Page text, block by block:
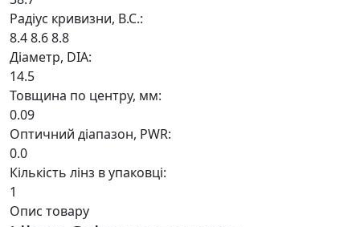
Радіус кривизни, B.C.:
8.48.68.8
Дiаметр, DIA:
14.5
Товщина по центру, мм:
0.09
Оптичний діапазон, PWR:
0.0
Кiлькiсть лiнз в упаковцi:
1
Опис товару